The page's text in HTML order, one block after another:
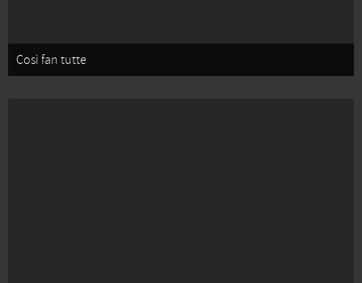
Così fan tutte